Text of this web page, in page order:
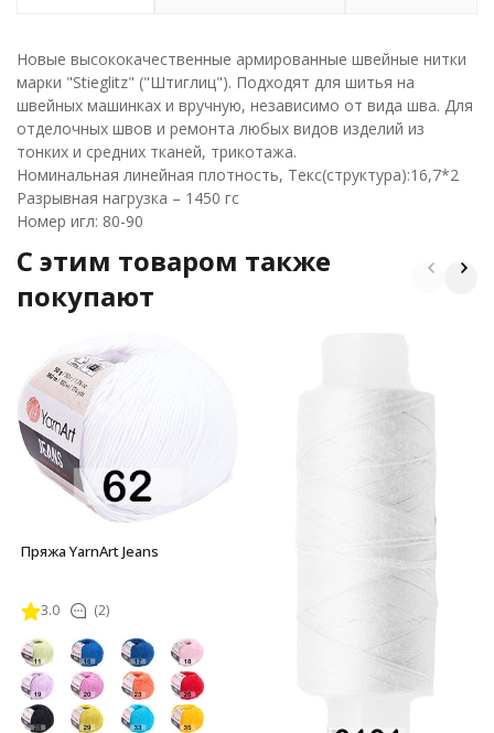
Новые высококачественные армированные швейные нитки
марки "Stieglitz" ("Штиглиц"). Подходят для шитья на
швейных машинках и вручную, независимо от вида шва. Для
отделочных швов и ремонта любых видов изделий из
тонких и средних тканей, трикотажа.
Номинальная линейная плотность, Текс(структура):16,7*2
Разрывная нагрузка – 1450 гс
Номер игл: 80-90
C этим товаром также
покупают
Пряжа YarnArt Jeans
3.0 (2)